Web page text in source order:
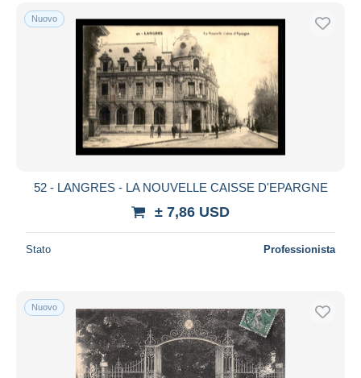
Nuovo
52 - LANGRES - LA NOUVELLE CAISSE D'EPARGNE
± 7,86 USD
Stato Professionista
Nuovo